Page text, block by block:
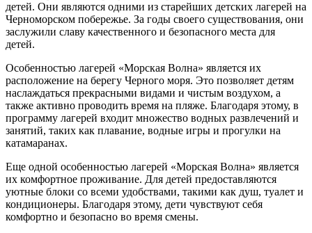
детей. Они являются одними из старейших детских лагерей на
Черноморском побережье. За годы своего существования, они
заслужили славу качественного и безопасного места для
детей.
Особенностью лагерей «Морская Волна» является их
расположение на берегу Черного моря. Это позволяет детям
наслаждаться прекрасными видами и чистым воздухом, а
также активно проводить время на пляже. Благодаря этому, в
программу лагерей входит множество водных развлечений и
занятий, таких как плавание, водные игры и прогулки на
катамаранах.
Еще одной особенностью лагерей «Морская Волна» является
их комфортное проживание. Для детей предоставляются
уютные блоки со всеми удобствами, такими как душ, туалет и
кондиционеры. Благодаря этому, дети чувствуют себя
комфортно и безопасно во время смены.